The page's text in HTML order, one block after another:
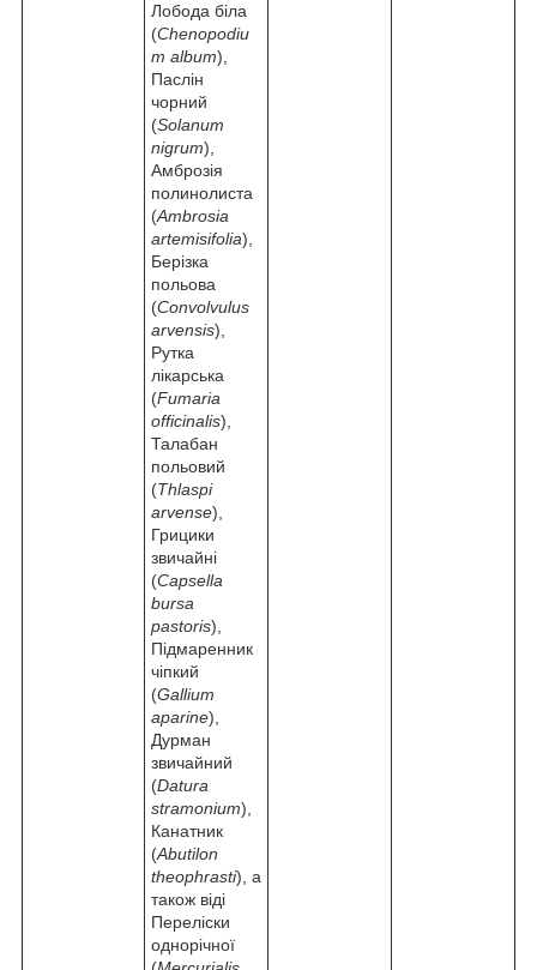
Лобода біла
(Chenopodiu
m album),
Паслін
чорний
(Solanum
nigrum),
Амброзія
полинолиста
(Ambrosia
artemisifolia),
Берізка
польова
(Convolvulus
arvensis),
Рутка
лікарська
(Fumaria
officinalis),
Талабан
польовий
(Thlaspi
arvense),
Грицики
звичайні
(Capsella
bursa
pastoris),
Підмаренник
чіпкий
(Gallium
aparine),
Дурман
звичайний
(Datura
stramonium),
Канатник
(Abutilon
theophrasti), а
також віді
Переліски
однорічної